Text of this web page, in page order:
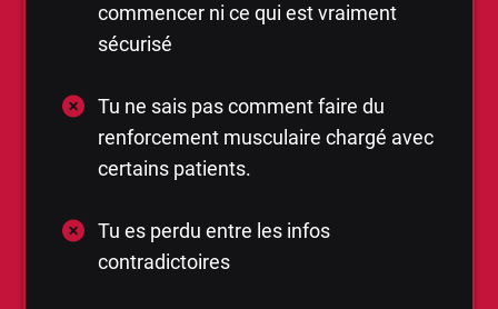
commencer ni ce qui est vraiment
sécurisé
Tu ne sais pas comment faire du
renforcement musculaire chargé avec
certains patients.
Tu es perdu entre les infos
contradictoires